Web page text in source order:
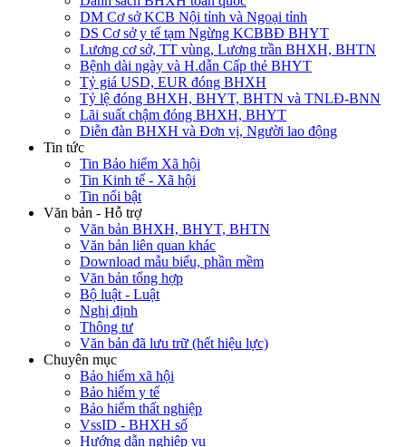
DM Cơ sở KCB Nội tỉnh và Ngoại tỉnh
DS Cơ sở y tế tạm Ngừng KCBBĐ BHYT
Lương cơ sở, TT vùng, Lương trần BHXH, BHTN
Bệnh dài ngày và H.dẫn Cấp thẻ BHYT
Tỷ giá USD, EUR đóng BHXH
Tỷ lệ đóng BHXH, BHYT, BHTN và TNLĐ-BNN
Lãi suất chậm đóng BHXH, BHYT
Diễn đàn BHXH và Đơn vị, Người lao động
Tin tức
Tin Bảo hiểm Xã hội
Tin Kinh tế - Xã hội
Tin nổi bật
Văn bản - Hỗ trợ
Văn bản BHXH, BHYT, BHTN
Văn bản liên quan khác
Download mẫu biểu, phần mềm
Văn bản tổng hợp
Bộ luật - Luật
Nghị định
Thông tư
Văn bản đã lưu trữ (hết hiệu lực)
Chuyên mục
Bảo hiểm xã hội
Bảo hiểm y tế
Bảo hiểm thất nghiệp
VssID - BHXH số
Hướng dẫn nghiệp vụ